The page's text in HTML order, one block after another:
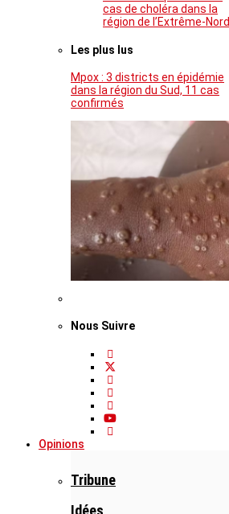
cas de choléra dans la
région de l’Extrême-Nord
Les plus lus
Mpox : 3 districts en épidémie
dans la région du Sud, 11 cas
confirmés
Nous Suivre
Opinions
Tribune
Idées